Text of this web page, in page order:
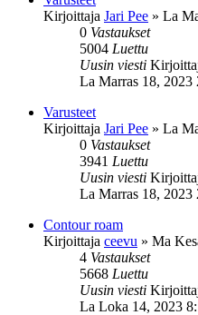
Kirjoittaja Jari Pee » La
0 Vastaukset
5004 Luettu
Uusin viesti
La Marras 18, 2023
Varusteet
Kirjoittaja Jari Pee » La
0 Vastaukset
3941 Luettu
Uusin viesti
La Marras 18, 2023
Contour roam
Kirjoittaja ceevu » Ma
4 Vastaukset
5668 Luettu
Uusin viesti
La Loka 14, 2023